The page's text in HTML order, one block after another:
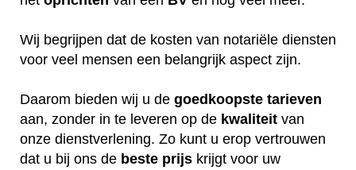
Wij begrijpen dat de kosten van notariële diensten
voor veel mensen een belangrijk aspect zijn.
Daarom bieden wij u de goedkoopste tarieven
aan, zonder in te leveren op de kwaliteit van
onze dienstverlening. Zo kunt u erop vertrouwen
dat u bij ons de beste prijs krijgt voor uw